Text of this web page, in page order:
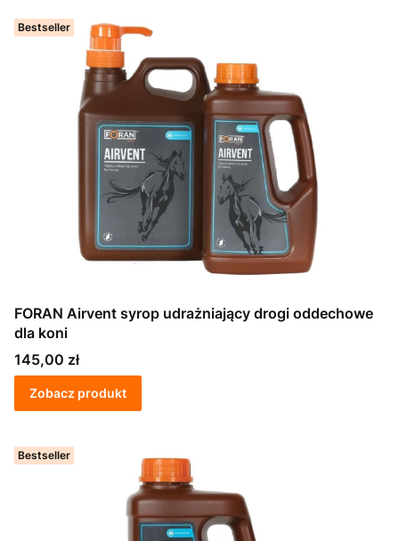
Bestseller
FORAN Airvent syrop udrażniający drogi oddechowe
dla koni
Cena
145,00 zł
Zobacz produkt
Bestseller